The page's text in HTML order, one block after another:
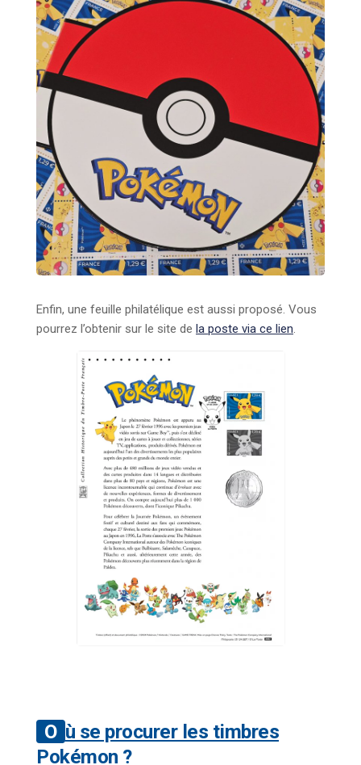
Enfin, une feuille philatélique est aussi proposé. Vous
pourrez l’obtenir sur le site de la poste via ce lien.
Où se procurer les timbres
Pokémon ?